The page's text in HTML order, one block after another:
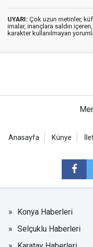
UYARI: Çok uzun metinler,
imalar, inançlara saldırı
karakter kullanılmayan
Anasayfa Künye
Konya Haberleri
Selçuklu Haberleri